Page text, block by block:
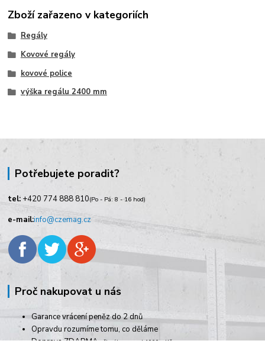
Zboží zařazeno v kategoriích
Regály
Kovové regály
kovové police
výška regálu 2400 mm
Potřebujete poradit?
tel: +420 774 888 810(Po - Pá: 8 - 16 hod)
e-mail:info@czemag.cz
Proč nakupovat u nás
Garance vrácení peněz do 2 dnů
Opravdu rozumíme tomu, co děláme
Doprava ZDARMApři nákupu nad 1000,- Kč